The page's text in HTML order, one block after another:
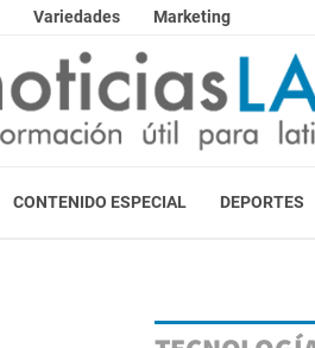
Variedades Marketing
CONTENIDO ESPECIAL DEPORTES